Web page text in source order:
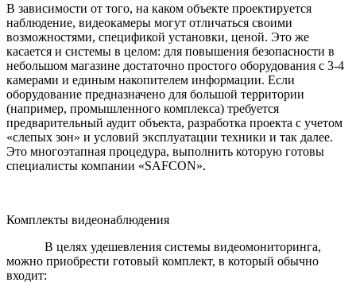
В зависимости от того, на каком объекте проектируется
наблюдение, видеокамеры могут отличаться своими
возможностями, спецификой установки, ценой. Это же
касается и системы в целом: для повышения безопасности в
небольшом магазине достаточно простого оборудования с 3-4
камерами и единым накопителем информации. Если
оборудование предназначено для большой территории
(например, промышленного комплекса) требуется
предварительный аудит объекта, разработка проекта с учетом
«слепых зон» и условий эксплуатации техники и так далее.
Это многоэтапная процедура, выполнить которую готовы
специалисты компании «SAFCON».
Комплекты видеонаблюдения
В целях удешевления системы видеомониторинга,
можно приобрести готовый комплект, в который обычно
входит: